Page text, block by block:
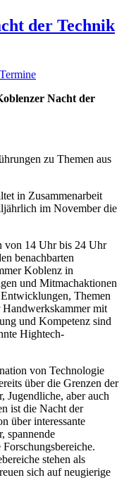
der Technik
Termine
Nacht der
zu Themen aus
in Zusammenarbeit
im November die
von 14 Uhr bis 24 Uhr
benachbarten
Koblenz in
und Mitmachaktionen
Themen
mit
und Kompetenz sind
Hightech-
von Technologie
über die Grenzen der
Jugendliche, aber auch
ist die Nacht der
über interessante
spannende
stehen als
sich auf neugierige